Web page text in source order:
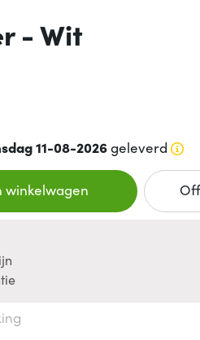
- Wit
11-08-2026geleverd
winkelwagen